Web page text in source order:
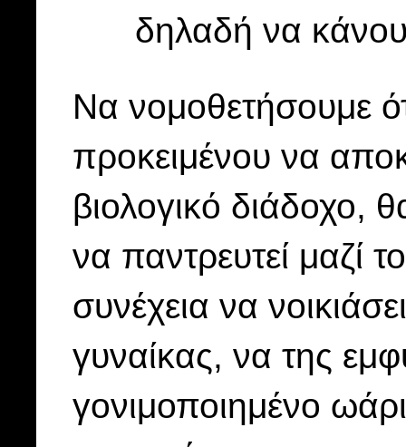
δηλαδή να
Να νομοθετήσουμε
προκειμένου να
βιολογικό διάδοχο,
να παντρευτεί μαζί
συνέχεια να
γυναίκας, να της
γονιμοποιημένο